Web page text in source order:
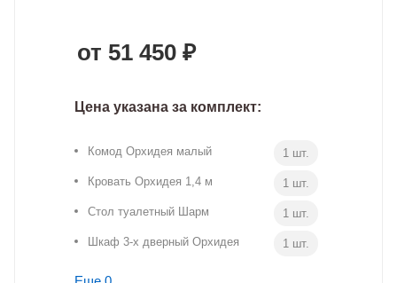
от 51 450 ₽
Цена указана за комплект:
Комод Орхидея малый 1 шт.
Кровать Орхидея 1,4 м 1 шт.
Стол туалетный Шарм 1 шт.
Шкаф 3-х дверный Орхидея 1 шт.